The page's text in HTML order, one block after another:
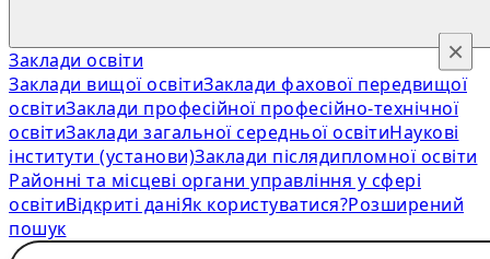
Заклади освіти
Заклади вищої освітиЗаклади фахової передвищої
освітиЗаклади професійної професійно-технічної
освітиЗаклади загальної середньої освітиНаукові
інститути (установи)Заклади післядипломної освіти
Районні та місцеві органи управління у сфері
освітиВідкриті даніЯк користуватися?Розширений
пошук
×